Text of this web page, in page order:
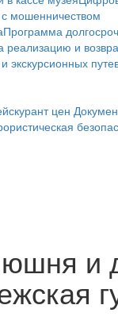
мошенничеством
Программа
реализацию и
цен
и